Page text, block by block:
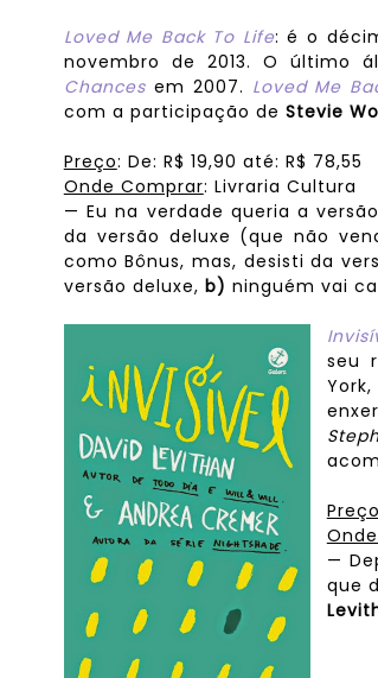
Loved Me Back To Life: é o
novembro de 2013. O último
Chancesem 2007. Loved Me
com a participação de Stevie
Preço: De: R$ 19,90 até: R$ 78,55
Onde Comprar: Livraria Cultura
— Eu na verdade queria a
da versão deluxe (que não
como Bônus, mas, desisti da
versão deluxe, b) ninguém vai
seu
Preço
—
que